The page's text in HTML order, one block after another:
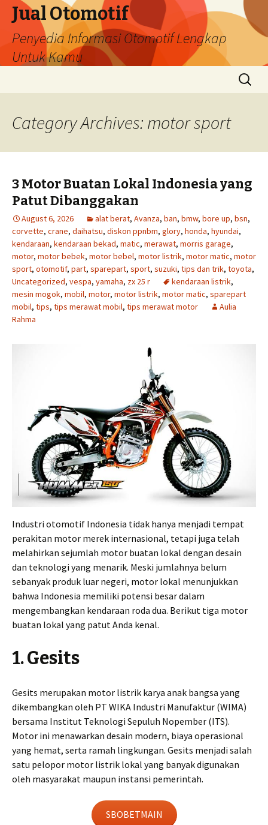
Jual Otomotif
Penyedia Informasi Otomotif Lengkap
Untuk Kamu
Search
for:
Category Archives: motor sport
3 Motor Buatan Lokal Indonesia yang
Patut Dibanggakan
August 6, 2026 alat berat, Avanza, ban, bmw, bore up, bsn,
corvette, crane, daihatsu, diskon ppnbm, glory, honda, hyundai,
kendaraan, kendaraan bekad, matic, merawat, morris garage,
motor, motor bebek, motor bebel, motor listrik, motor matic, motor
sport, otomotif, part, sparepart, sport, suzuki, tips dan trik, toyota,
Uncategorized, vespa, yamaha, zx 25 r kendaraan listrik,
mesin mogok, mobil, motor, motor listrik, motor matic, sparepart
mobil, tips, tips merawat mobil, tips merawat motor
Aulia
Rahma
Industri otomotif Indonesia tidak hanya menjadi tempat
perakitan motor merek internasional, tetapi juga telah
melahirkan sejumlah motor buatan lokal dengan desain
dan teknologi yang menarik. Meski jumlahnya belum
sebanyak produk luar negeri, motor lokal menunjukkan
bahwa Indonesia memiliki potensi besar dalam
mengembangkan kendaraan roda dua. Berikut tiga motor
buatan lokal yang patut Anda kenal.
1. Gesits
Gesits merupakan motor listrik karya anak bangsa yang
dikembangkan oleh PT WIKA Industri Manufaktur (WIMA)
bersama Institut Teknologi Sepuluh Nopember (ITS).
Motor ini menawarkan desain modern, biaya operasional
yang hemat, serta ramah lingkungan. Gesits menjadi salah
satu pelopor motor listrik lokal yang banyak digunakan
oleh masyarakat maupun instansi pemerintah.
SBOBETMAIN